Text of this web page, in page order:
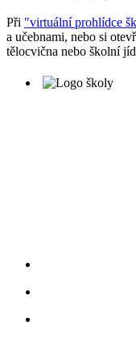
Při "virtuální prohlídce
a učebnami, nebo si
tělocvična nebo školní